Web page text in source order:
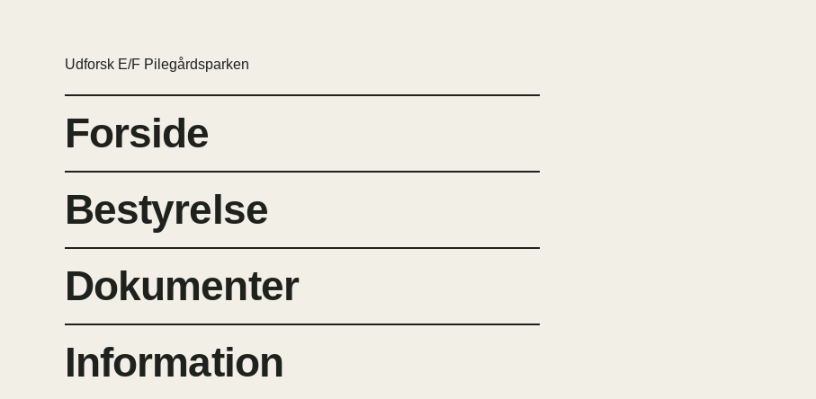
Udforsk E/F Pilegårdsparken
Forside
Bestyrelse
Dokumenter
Information